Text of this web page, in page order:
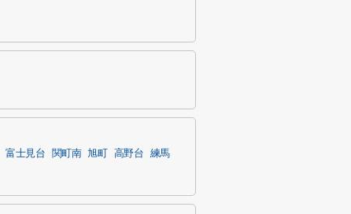
富士見台 関町南 旭町 高野台
練馬